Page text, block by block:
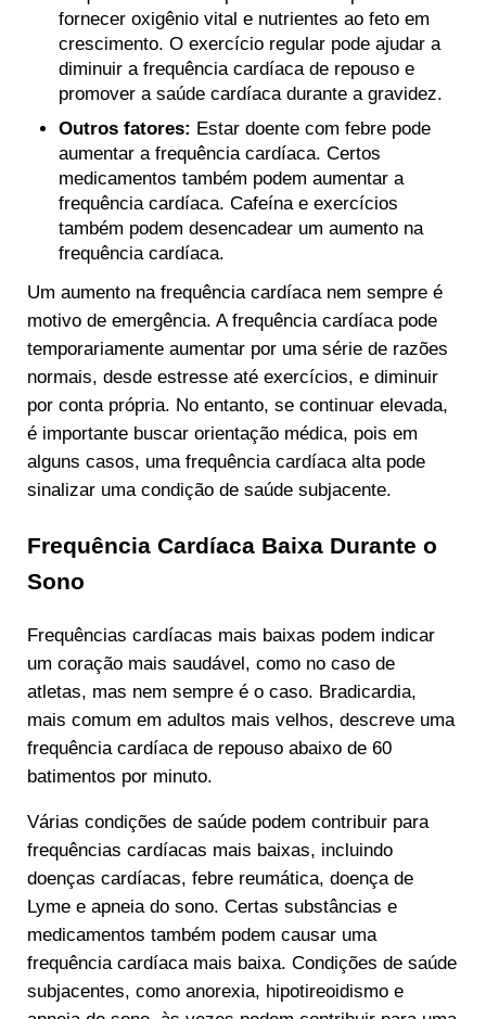
fornecer oxigênio vital e nutrientes ao feto em
crescimento. O exercício regular pode ajudar a
diminuir a frequência cardíaca de repouso e
promover a saúde cardíaca durante a gravidez.
Outros fatores: Estar doente com febre pode
aumentar a frequência cardíaca. Certos
medicamentos também podem aumentar a
frequência cardíaca. Cafeína e exercícios
também podem desencadear um aumento na
frequência cardíaca.
Um aumento na frequência cardíaca nem sempre é
motivo de emergência. A frequência cardíaca pode
temporariamente aumentar por uma série de razões
normais, desde estresse até exercícios, e diminuir
por conta própria. No entanto, se continuar elevada,
é importante buscar orientação médica, pois em
alguns casos, uma frequência cardíaca alta pode
sinalizar uma condição de saúde subjacente.
Frequência Cardíaca Baixa Durante o
Sono
Frequências cardíacas mais baixas podem indicar
um coração mais saudável, como no caso de
atletas, mas nem sempre é o caso. Bradicardia,
mais comum em adultos mais velhos, descreve uma
frequência cardíaca de repouso abaixo de 60
batimentos por minuto.
Várias condições de saúde podem contribuir para
frequências cardíacas mais baixas, incluindo
doenças cardíacas, febre reumática, doença de
Lyme e apneia do sono. Certas substâncias e
medicamentos também podem causar uma
frequência cardíaca mais baixa. Condições de saúde
subjacentes, como anorexia, hipotireoidismo e